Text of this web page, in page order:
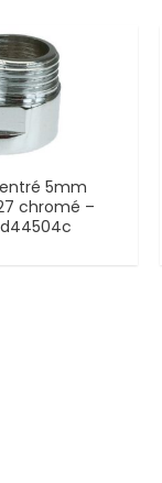
5mm
chromé –